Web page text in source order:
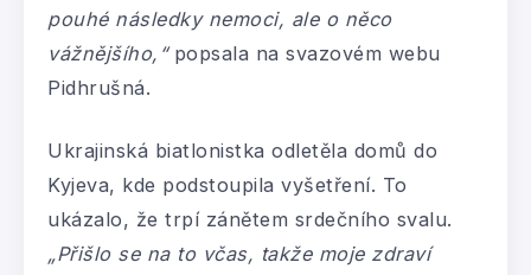
pouhé následky nemoci, ale o něco
vážnějšího,“popsala na svazovém webu
Pidhrušná.
Ukrajinská biatlonistka odletěla domů do
Kyjeva, kde podstoupila vyšetření. To
ukázalo, že trpí zánětem srdečního svalu.
„Přišlo se na to včas, takže moje zdraví